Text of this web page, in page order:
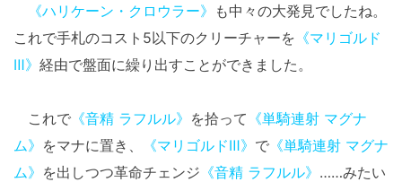
《ハリケーン・クロウラー》 も中々の大発見でしたね。
これで手札のコスト5以下のクリーチャーを 《マリゴルド
Ⅲ》 経由で盤面に繰り出すことができました。
これで 《音精 ラフルル》 を拾って 《単騎連射 マグナ
ム》 をマナに置き、 《マリゴルドⅢ》 で 《単騎連射 マグナ
ム》 を出しつつ革命チェンジ 《音精 ラフルル》 ……みたい